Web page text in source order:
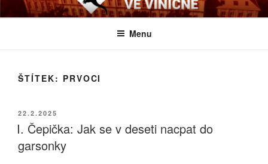
k
BIOLOGICKÉ ČTVRTKY VE
Určeno všem zájemcům o evoluci a obecnější biologická témata
Menu
ŠTÍTEK: PRVOCI
PUBLIKOVÁNO
22.2.2025
I. Čepička: Jak se v deseti nacpat do
garsonky